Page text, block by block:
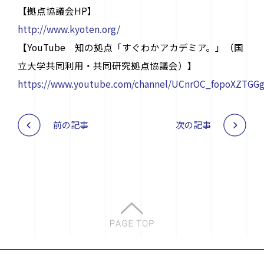
【拠点協議会HP】
http://www.kyoten.org/
【YouTube 知の拠点「すぐわかアカデミア。」（国
立大学共同利用・共同研究拠点協議会）】
https://www.youtube.com/channel/
前の記事 次の記事